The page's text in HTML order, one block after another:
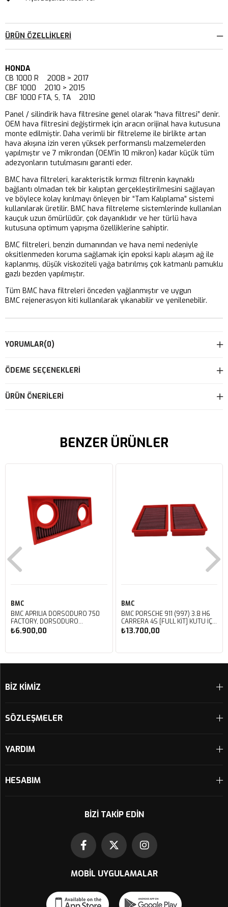
ÜRÜN ÖZELLIKLERI
HONDA
CB 1000 R 2008 > 2017
CBF 1000 2010 > 2015
CBF 1000 FTA, S, TA 2010
Panel / silindirik hava filtresine genel olarak “hava filtresi” denir.
OEM hava filtresini değiştirmek için aracın orijinal hava kutusuna
monte edilmiştir. Daha verimli bir filtreleme ile birlikte artan
hava akışına izin veren yüksek performanslı malzemelerden
yapılmıştır ve 7 mikrondan (OEM’in 10 mikron) kadar küçük tüm
adezyonların tutulmasını garanti eder.
BMC hava filtreleri, karakteristik kırmızı filtrenin kaynaklı
bağlantı olmadan tek bir kalıptan gerçekleştirilmesini sağlayan
ve böylece kolay kırılmayı önleyen bir “Tam Kalıplama” sistemi
kullanılarak üretilir. BMC hava filtreleme sistemlerinde kullanılan
kauçuk uzun ömürlüdür, çok dayanıklıdır ve her türlü hava
kutusuna optimum yapışma özelliklerine sahiptir.
BMC filtreleri, benzin dumanından ve hava nemi nedeniyle
oksitlenmeden koruma sağlamak için epoksi kaplı alaşım ağ ile
kaplanmış, düşük viskoziteli yağa batırılmış çok katmanlı pamuklu
gazlı bezden yapılmıştır.
Tüm BMC hava filtreleri önceden yağlanmıştır ve uygun
BMC rejenerasyon kiti kullanılarak yıkanabilir ve yenilenebilir.
YORUMLAR(0)
ÖDEME SEÇENEKLERI
ÜRÜN ÖNERILERI
BENZER ÜRÜNLER
BMC
BMC APRILIA DORSODURO 750
FACTORY, DORSODURO
900, SHIVER 750 GT, SHIVER
750 KUTU İÇİ PERFORMANS
₺6.900,00
BMC
BMC PORSCHE 911 (997) 3.8 H6
CARRERA 4S [FULL KIT] KUTU İÇİ
PERFORMANS HAVA FİLTRESİ
FB468/20
₺13.700,00
BİZ KİMİZ
SÖZLEŞMELER
YARDIM
HESABIM
BIZI TAKIP EDIN
MOBIL UYGULAMALAR